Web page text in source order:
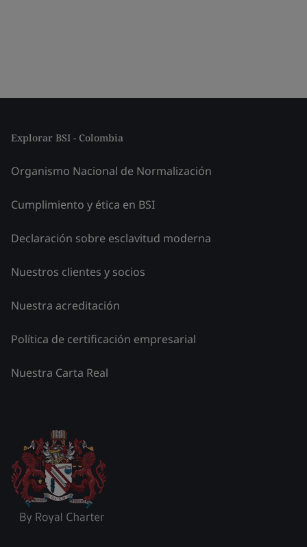
Explorar BSI - Colombia
Organismo Nacional de Normalización
Cumplimiento y ética en BSI
Declaración sobre esclavitud moderna
Nuestros clientes y socios
Nuestra acreditación
Política de certificación empresarial
Nuestra Carta Real